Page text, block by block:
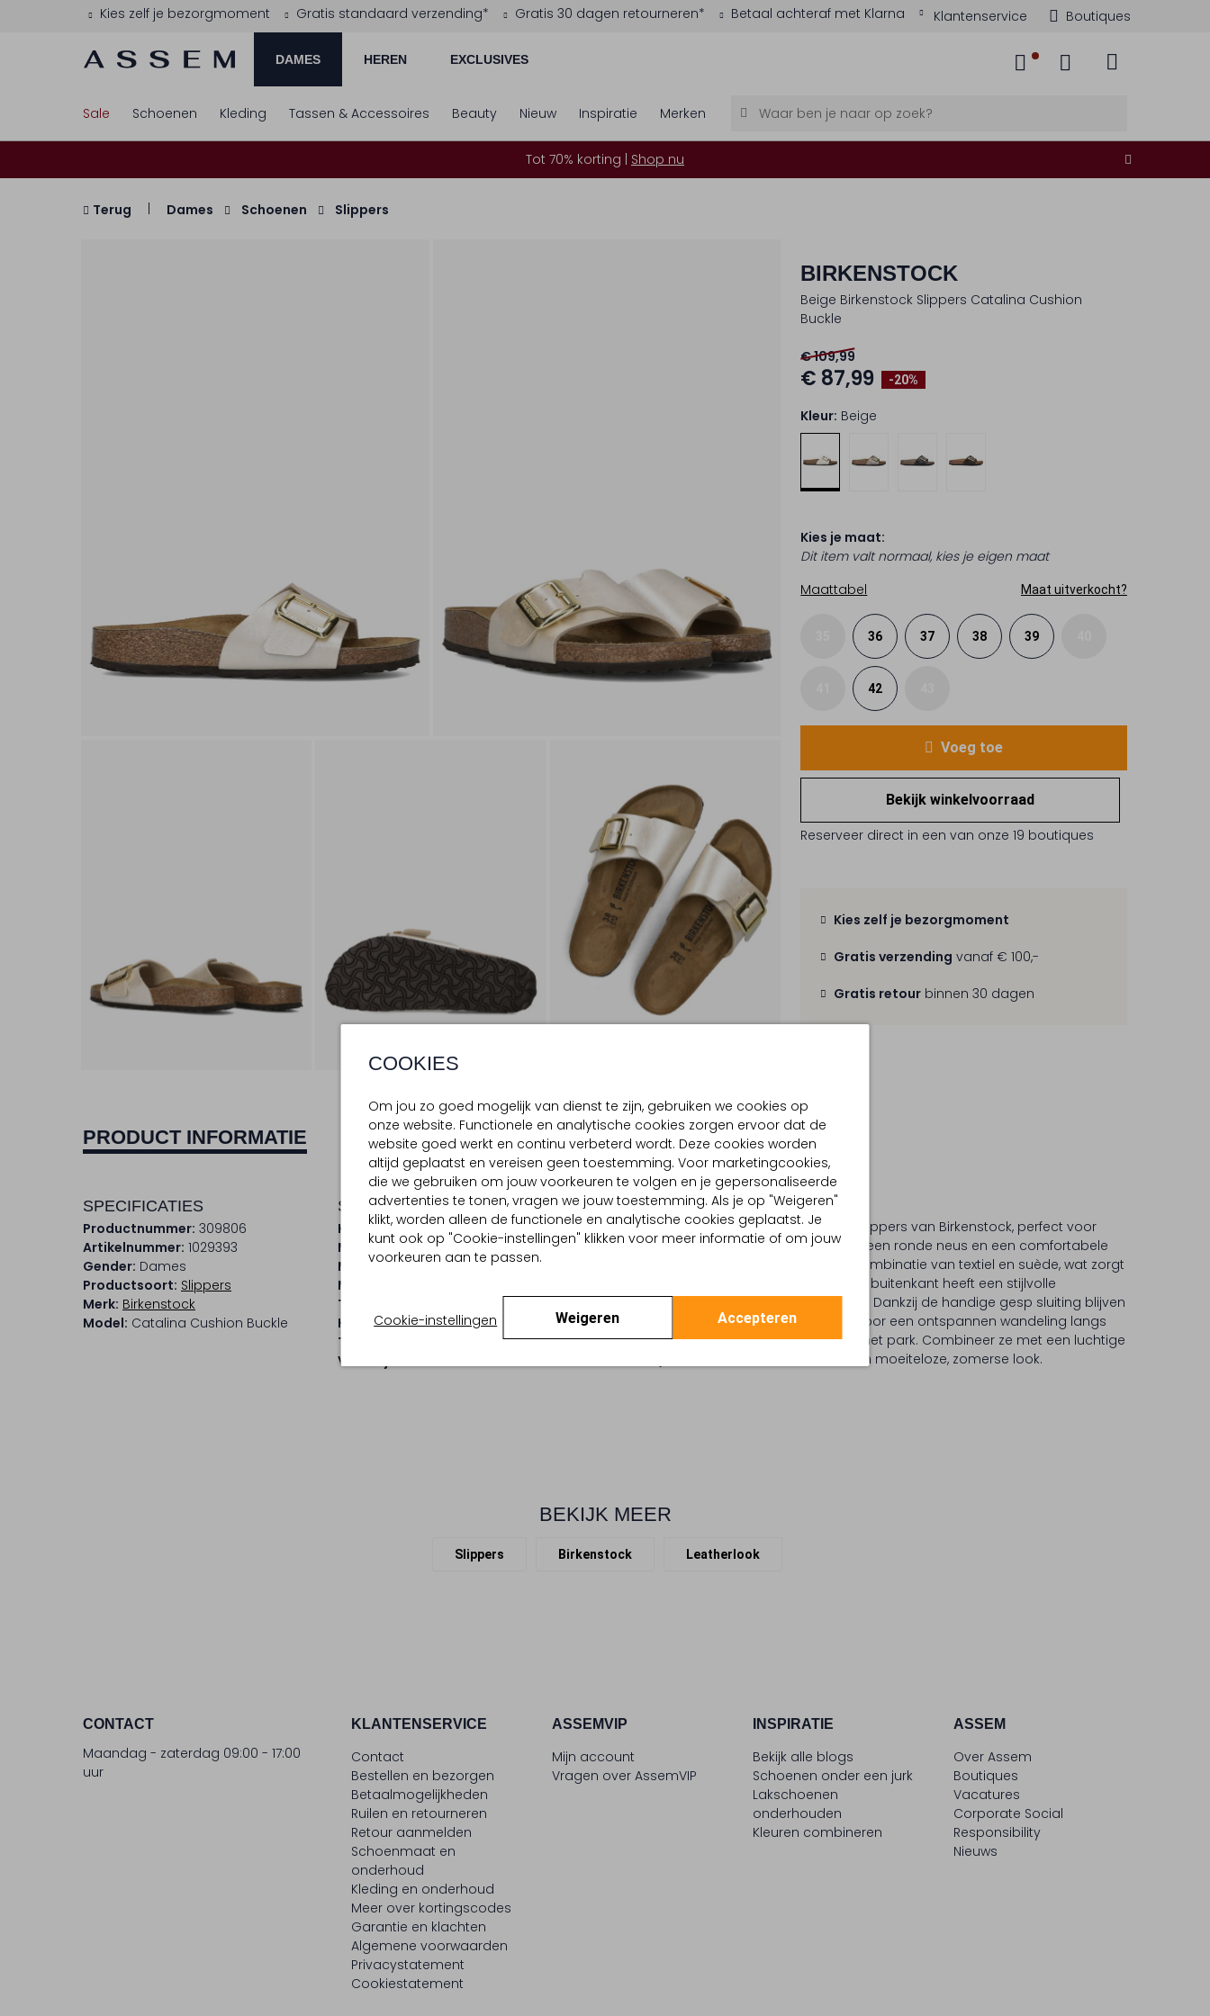
Kies zelf je bezorgmoment Gratis standaard verzending* Gratis 30 dagen retourneren* Betaal achteraf met Klarna Klantenservice Boutiques
DAMES HEREN EXCLUSIVES
COOKIES
Om jou zo goed mogelijk van dienst te zijn, gebruiken we cookies op
onze website. Functionele en analytische cookies zorgen ervoor dat de
website goed werkt en continu verbeterd wordt. Deze cookies worden
altijd geplaatst en vereisen geen toestemming. Voor marketingcookies,
die we gebruiken om jouw voorkeuren te volgen en je gepersonaliseerde
advertenties te tonen, vragen we jouw toestemming. Als je op "Weigeren"
klikt, worden alleen de functionele en analytische cookies geplaatst. Je
kunt ook op "Cookie-instellingen" klikken voor meer informatie of om jouw
voorkeuren aan te passen.
Cookie-instellingen Weigeren Accepteren
Sale Schoenen Kleding Tassen & Accessoires Beauty Nieuw Inspiratie Merken
Tot 70% korting | Shop nu
Terug Dames Schoenen Slippers
BIRKENSTOCK
Beige Birkenstock Slippers Catalina Cushion
Buckle
-20%
€ 109,99
€ 87,99
Kleur: Beige
Kies je maat:
Dit item valt normaal, kies je eigen maat
Maattabel
Maat uitverkocht?
36 37 38 39
42
Voeg toe
Bekijk winkelvoorraad
Reserveer direct in een van onze 19 boutiques
Kies zelf je bezorgmoment
Gratis verzending vanaf € 100,-
Gratis retour binnen 30 dagen
PRODUCT INFORMATIE BEZORGEN & RETOURNEREN
SPECIFICATIES
Productnummer: 309806
Artikelnummer: 1029393
Gender: Dames
Productsoort: Slippers
Merk: Birkenstock
Model: Catalina Cushion Buckle
SAMENSTELLING & PASVORM
Kleur: Beige
Materiaal buitenkant: Leatherlook
Materiaal binnenkant: Suède, Textiel
Materiaal zool:
Type sluiting:
Hakvorm: Platte Zool
Type neus:
Voetwijdte:
OMSCHRIJVING
Ontdek de CATALINA CUSHION BUCKLE slippers van Birkenstock, perfect voor
zonnige dagen. Deze slippers hebben een ronde neus en een comfortabele
rubberen zool. De binnenkant is een combinatie van textiel en suède, wat zorgt
voor een zacht gevoel bij elke stap. De buitenkant heeft een stijlvolle
leatherlook in een veelzijdige beige tint. Dankzij de handige gesp sluiting blijven
ze stevig aan je voeten zitten. Ideaal voor een ontspannen wandeling langs
het strand of een gezellige picknick in het park. Combineer ze met een luchtige
zomerjurk of een casual short voor een moeiteloze, zomerse look.
BEKIJK MEER
Slippers Birkenstock Leatherlook
CONTACT
Maandag - zaterdag 09:00 - 17:00
uur
KLANTENSERVICE
Contact
Bestellen en bezorgen
Betaalmogelijkheden
Ruilen en retourneren
Retour aanmelden
Schoenmaat en
onderhoud
Kleding en onderhoud
Meer over kortingscodes
Garantie en klachten
Algemene voorwaarden
Privacystatement
Cookiestatement
ASSEMVIP
Mijn account
Vragen over AssemVIP
INSPIRATIE
Bekijk alle blogs
Schoenen onder een jurk
Lakschoenen
onderhouden
Kleuren combineren
ASSEM
Over Assem
Boutiques
Vacatures
Corporate Social
Responsibility
Nieuws